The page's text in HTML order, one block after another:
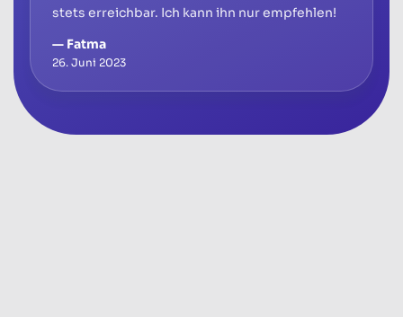
stets erreichbar. Ich kann ihn nur empfehlen!
— Fatma
26. Juni 2023